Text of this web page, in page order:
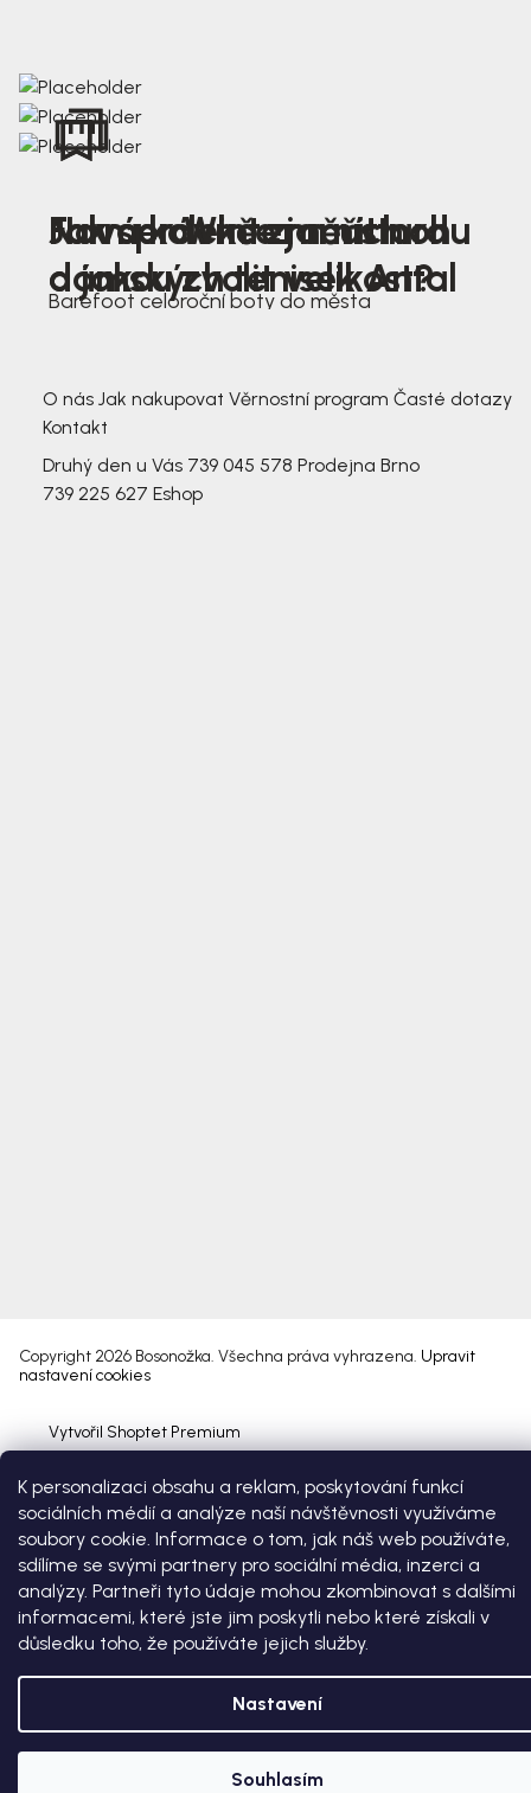
K personalizaci obsahu a reklam, poskytování funkcí
sociálních médií a analýze naší návštěvnosti využíváme
soubory cookie. Informace o tom, jak náš web používáte,
sdílíme se svými partnery pro sociální média, inzerci a
analýzy. Partneři tyto údaje mohou zkombinovat s dalšími
informacemi, které jste jim poskytli nebo které získali v
důsledku toho, že používáte jejich služby.
Nastavení
Souhlasím
Nová kolekce jarních
dámských tenisek Antal
Jak správně změřit nohu
a jakou zvolit velikost?
Farmer Winter mustard
Barefoot celoroční boty do města
O nás Jak nakupovat Věrnostní program Časté dotazy
Kontakt
Druhý den u Vás 739 045 578 Prodejna Brno
739 225 627 Eshop
Vytvořil Shoptet Premium
Copyright 2026 Bosonožka. Všechna práva vyhrazena. Upravit
nastavení cookies